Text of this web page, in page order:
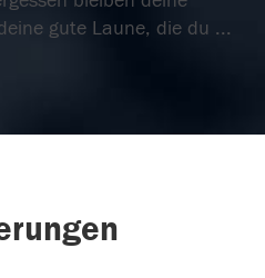
gute Laune, die du ...